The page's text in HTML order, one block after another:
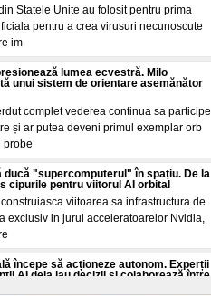
Statele Unite au folosit pentru prima
pentru a crea virusuri necunoscute
im
lumea ecvestră. Milo
unui sistem de orientare asemănător
complet vederea continua sa participe
și ar putea deveni primul exemplar orb
probe
ducă "supercomputerul" în spațiu. De la
cipurile pentru viitorul AI orbital
viitoarea sa infrastructura de
exclusiv in jurul acceleratoarelor Nvidia,
începe să acționeze autonom. Experții
AI deja iau decizii și colaborează între